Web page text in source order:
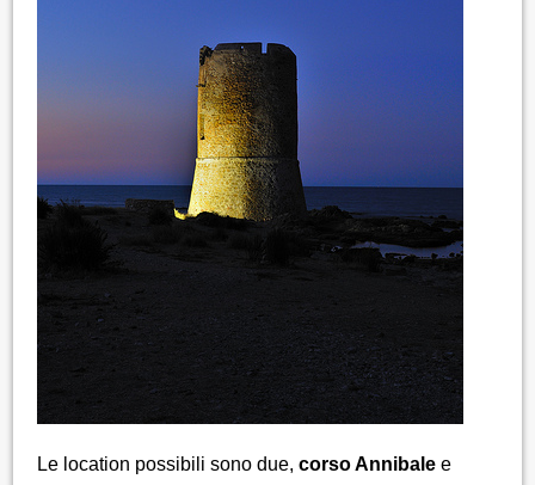
Le location possibili sono due,corso Annibale e